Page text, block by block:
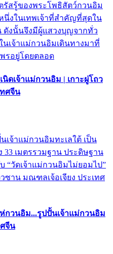
รัสรู้ของพระโพธิสัตว์กวนอิม
นึ่งในเทพเจ้าที่สำคัญที่สุดใน
งนั้นจึงมีผู้แสวงบุญจากทั่ว
นเจ้าแม่กวนอิมเดินทางมาที่
รอยู่โดยตลอด
ดเจ้าแม่กวนอิม | เกาะผู่โถว
ศจีน
จ้าแม่กวนอิมทะเลใต้ เป็น
เมตรรวมฐาน ประดิษฐาน
“วัดเจ้าแม่กวนอิมไม่ยอมไป”
ซาน มณฑลเจ้อเจียง ประเทศ
กวนอิม...รูปปั้นเจ้าแม่กวนอิม
จีน